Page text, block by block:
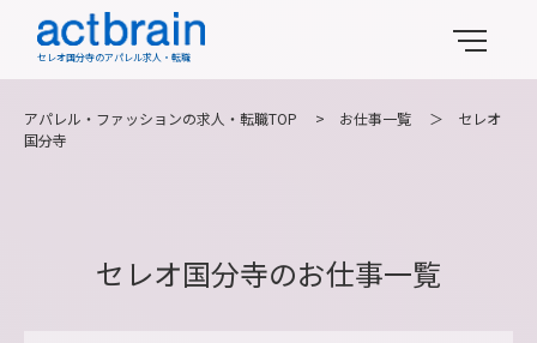
セレオ国分寺のアパレル求人・転職
アパレル・ファッションの求人・転職TOP > お仕事一覧 ＞ セレオ
国分寺
セレオ国分寺のお仕事一覧